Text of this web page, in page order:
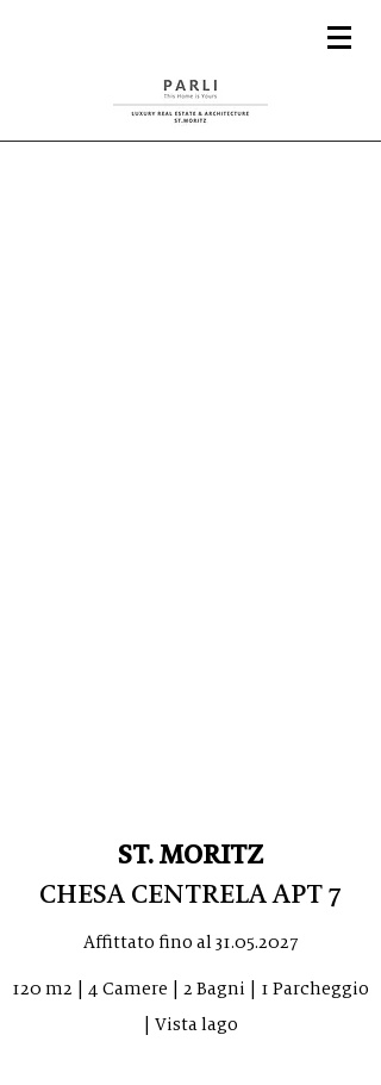
ST. MORITZ
CHESA CENTRELA APT 7
Affittato fino al 31.05.2027
120 m2 | 4 Camere | 2 Bagni | 1 Parcheggio
| Vista lago